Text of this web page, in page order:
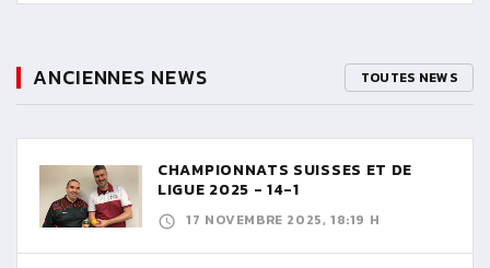
ANCIENNES NEWS TOUTES NEWS
CHAMPIONNATS SUISSES ET DE
LIGUE 2025 - 14-1
17 NOVEMBRE 2025, 18:19 H